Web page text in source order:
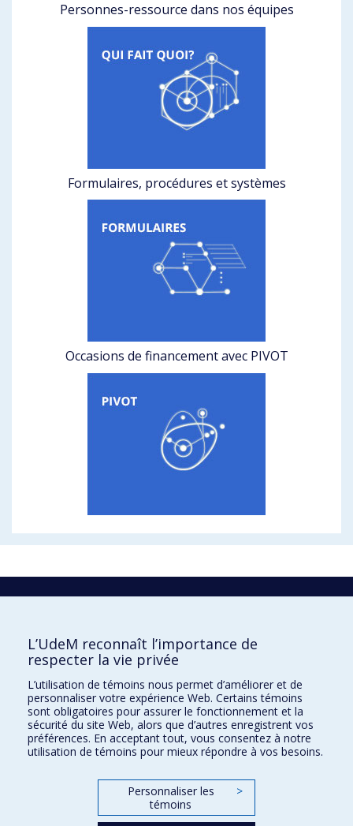
Personnes-ressource dans nos équipes
Formulaires, procédures et systèmes
Occasions de financement avec PIVOT
La recherche
C.P. 6128, succursale Centre-ville
Montréal, Québec, Canada
Courriel:recherche@umontreal.ca
Qui fait quoi?
Nous trouver
L’UdeM reconnaît l’importance de
respecter la vie privée
L’utilisation de témoins nous permet d’améliorer et de
personnaliser votre expérience Web. Certains témoins
sont obligatoires pour assurer le fonctionnement et la
sécurité du site Web, alors que d’autres enregistrent vos
préférences. En acceptant tout, vous consentez à notre
utilisation de témoins pour mieux répondre à vos besoins.
Personnaliser les
témoins
>